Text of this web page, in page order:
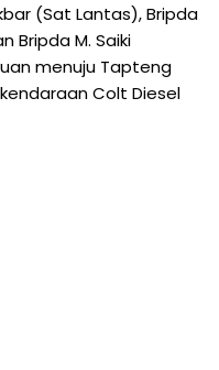
(Sat Lantas), Bripda
Bripda M. Saiki
menuju Tapteng
Colt Diesel